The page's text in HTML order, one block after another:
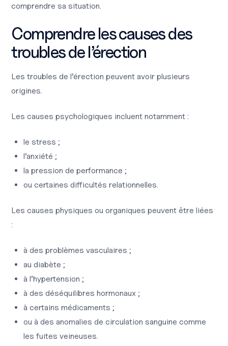
comprendre sa situation.
Comprendre les causes des
troubles de l’érection
Les troubles de l’érection peuvent avoir plusieurs
origines.
Les causes psychologiques incluent notamment :
le stress ;
l’anxiété ;
la pression de performance ;
ou certaines difficultés relationnelles.
Les causes physiques ou organiques peuvent être liées
:
à des problèmes vasculaires ;
au diabète ;
à l’hypertension ;
à des déséquilibres hormonaux ;
à certains médicaments ;
ou à des anomalies de circulation sanguine comme
les fuites veineuses.